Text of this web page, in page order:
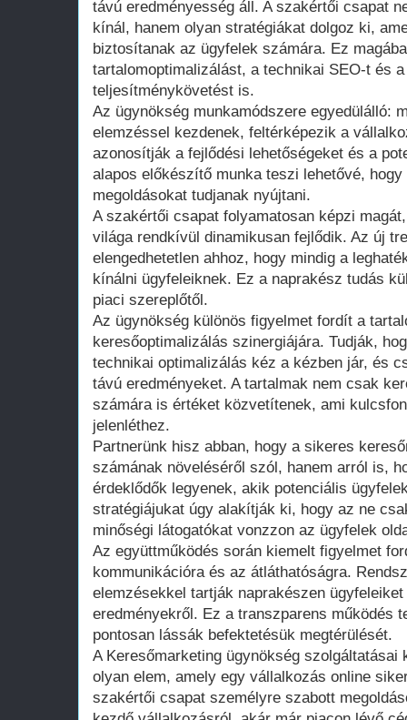
távú eredményesség áll. A szakértői csapat
kínál, hanem olyan stratégiákat dolgoz ki,
biztosítanak az ügyfelek számára. Ez
tartalomoptimalizálást, a technikai SEO-t és
teljesítménykövetést is.
Az ügynökség munkamódszere egyedülálló:
elemzéssel kezdenek, feltérképezik a
azonosítják a fejlődési lehetőségeket és a
alapos előkészítő munka teszi lehetővé,
megoldásokat tudjanak nyújtani.
A szakértői csapat folyamatosan képzi
világa rendkívül dinamikusan fejlődik. Az új
elengedhetetlen ahhoz, hogy mindig a
kínálni ügyfeleiknek. Ez a naprakész tudás
piaci szereplőtől.
Az ügynökség különös figyelmet fordít a
keresőoptimalizálás szinergiájára. Tudják,
technikai optimalizálás kéz a kézben jár, és
távú eredményeket. A tartalmak nem csak
számára is értéket közvetítenek, ami
jelenléthez.
Partnerünk hisz abban, hogy a sikeres
számának növeléséről szól, hanem arról is,
érdeklődők legyenek, akik potenciális
stratégiájukat úgy alakítják ki, hogy az ne
minőségi látogatókat vonzzon az ügyfelek
Az együttműködés során kiemelt figyelmet
kommunikációra és az átláthatóságra.
elemzésekkel tartják naprakészen
eredményekről. Ez a transzparens működés
pontosan lássák befektetésük megtérülését.
A Keresőmarketing ügynökség szolgáltatásai
olyan elem, amely egy vállalkozás online
szakértői csapat személyre szabott